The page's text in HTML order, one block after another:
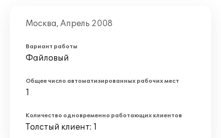
Москва, Апрель 2008
Вариант работы
Файловый
Общее число автоматизированных рабочих мест
1
Количество одновременно работающих клиентов
Толстый клиент: 1